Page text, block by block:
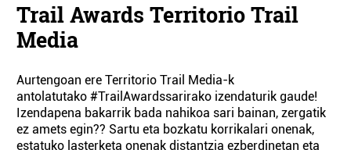
Trail Awards Territorio Trail
Media
Aurtengoan ere Territorio Trail Media-k
antolatutako #TrailAwardssarirako izendaturik gaude!
Izendapena bakarrik bada nahikoa sari bainan, zergatik
ez amets egin?? Sartu eta bozkatu korrikalari onenak,
estatuko lasterketa onenak distantzia ezberdinetan eta